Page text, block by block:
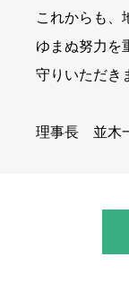
これからも、
ゆまぬ努力を
守りいただき
理事長 並木